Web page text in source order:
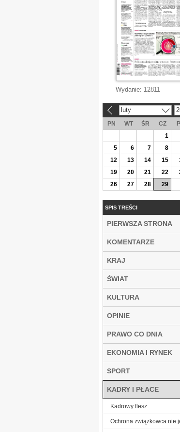
Wydanie: 12811
luty
PN WT ŚR CZ
1
5
6 7 8
12
13 14 15
19
20 21 22
26
27 28 29
SPIS TREŚCI
PIERWSZA STRONA
KOMENTARZE
KRAJ
ŚWIAT
KULTURA
OPINIE
PRAWO CO DNIA
EKONOMIA I RYNEK
SPORT
KADRY I PŁACE
Kadrowy flesz
Ochrona związkowca nie